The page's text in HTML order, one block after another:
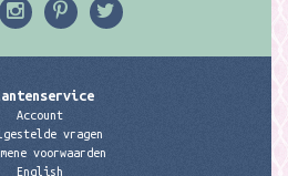
Account
vragen
voorwaarden
English